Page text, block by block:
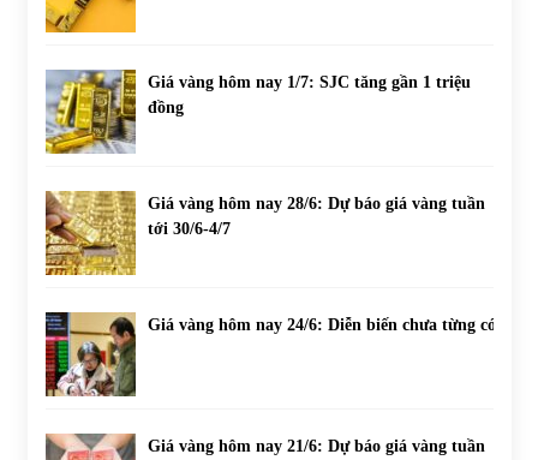
Giá vàng hôm nay 1/7: SJC tăng gần 1 triệu
đồng
Giá vàng hôm nay 28/6: Dự báo giá vàng tuần
tới 30/6-4/7
Giá vàng hôm nay 24/6: Diễn biến chưa từng có
Giá vàng hôm nay 21/6: Dự báo giá vàng tuần